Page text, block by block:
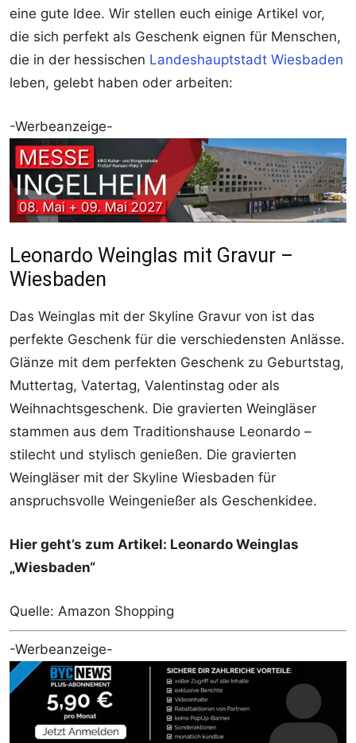
eine gute Idee. Wir stellen euch einige Artikel vor,
die sich perfekt als Geschenk eignen für Menschen,
die in der hessischen Landeshauptstadt Wiesbaden
leben, gelebt haben oder arbeiten:
-Werbeanzeige-
Leonardo Weinglas mit Gravur –
Wiesbaden
Das Weinglas mit der Skyline Gravur von ist das
perfekte Geschenk für die verschiedensten Anlässe.
Glänze mit dem perfekten Geschenk zu Geburtstag,
Muttertag, Vatertag, Valentinstag oder als
Weihnachtsgeschenk. Die gravierten Weingläser
stammen aus dem Traditionshause Leonardo –
stilecht und stylisch genießen. Die gravierten
Weingläser mit der Skyline Wiesbaden für
anspruchsvolle Weingenießer als Geschenkidee.
Hier geht’s zum Artikel: Leonardo Weinglas
„Wiesbaden“
Quelle: Amazon Shopping
-Werbeanzeige-